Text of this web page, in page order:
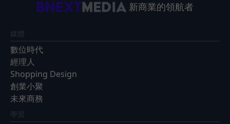
新商業的領航者
媒體
數位時代
經理人
Shopping Design
創業小聚
未來商務
學習